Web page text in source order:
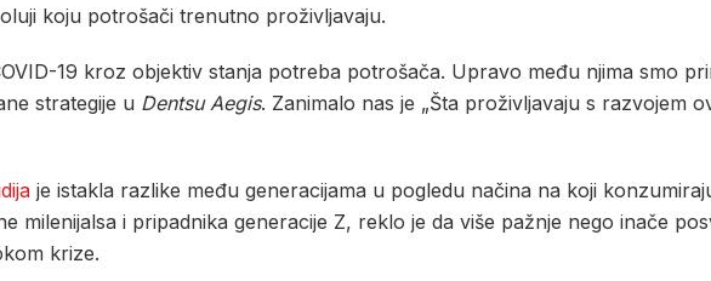
koju potrošači trenutno proživljavaju.
19 kroz objektiv stanja potreba potrošača. Upravo među njima smo
strategije u Dentsu Aegis. Zanimalo nas je „Šta proživljavaju s razvojem
je istakla razlike među generacijama u pogledu načina na koji
milenijalsa i pripadnika generacije Z, reklo je da više pažnje nego inače
krize.